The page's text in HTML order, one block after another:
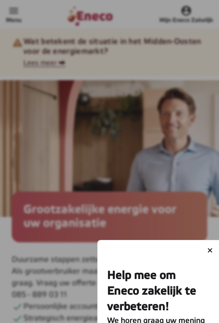
Menu Mijn Eneco Zakelijk
Wat betekent de situatie in het Midden-Oosten
voor de energiemarkt?
Lees meer ⮕
Grootzakelijke energie voor
uw organisatie
Duurzame stappen zetten is eenvoudiger dan u denkt.
Als grootverbruiker maakt u het verschil. Wij helpen
graag. Vraag uw offerte aan of bel voor advies:
085 - 889 03 11
Persoonlijke accountmanager
Strategisch energieadvies